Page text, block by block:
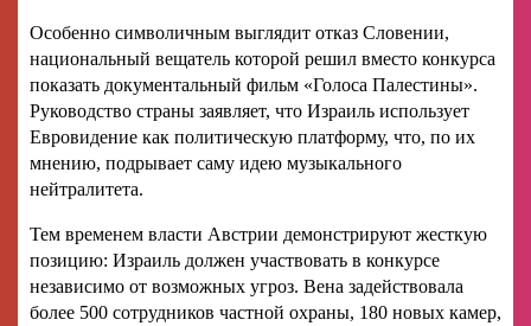
Особенно символичным выглядит отказ Словении,
национальный вещатель которой решил вместо конкурса
показать документальный фильм «Голоса Палестины».
Руководство страны заявляет, что Израиль использует
Евровидение как политическую платформу, что, по их
мнению, подрывает саму идею музыкального
нейтралитета.
Тем временем власти Австрии демонстрируют жесткую
позицию: Израиль должен участвовать в конкурсе
независимо от возможных угроз. Вена задействовала
более 500 сотрудников частной охраны, 180 новых камер,